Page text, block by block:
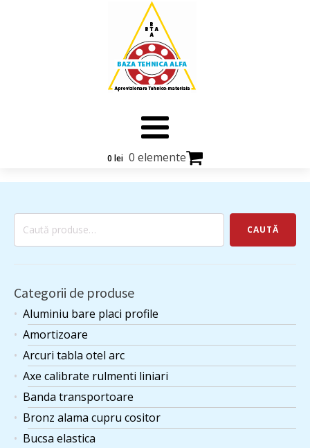
0 lei 0 elemente
Caută
CAUTĂ
Categorii de produse
Aluminiu bare placi profile
Amortizoare
Arcuri tabla otel arc
Axe calibrate rulmenti liniari
Banda transportoare
Bronz alama cupru cositor
Bucsa elastica